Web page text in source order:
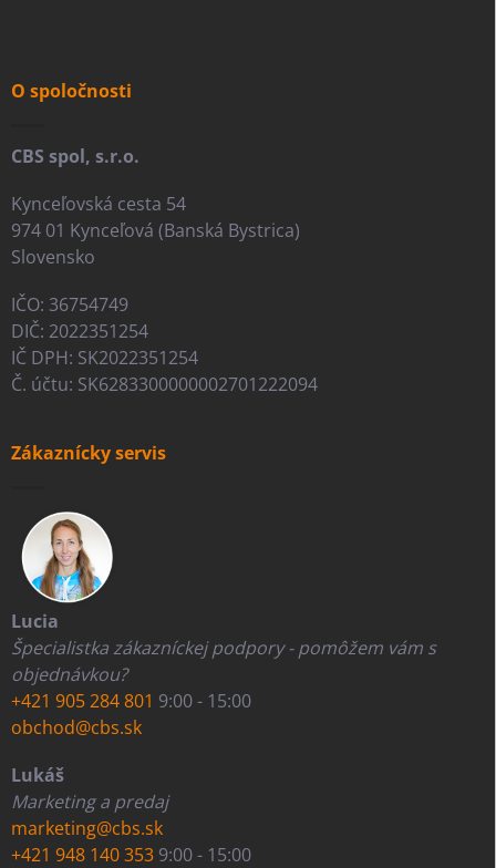
O spoločnosti
CBS spol, s.r.o.
Kynceľovská cesta 54
974 01 Kynceľová (Banská Bystrica)
Slovensko
IČO: 36754749
DIČ: 2022351254
IČ DPH: SK2022351254
Č. účtu: SK6283300000002701222094
Zákaznícky servis
Lucia
Špecialistka zákazníckej podpory - pomôžem vám s
objednávkou?
+421 905 284 801 9:00 - 15:00
obchod@cbs.sk
Lukáš
Marketing a predaj
marketing@cbs.sk
+421 948 140 353 9:00 - 15:00